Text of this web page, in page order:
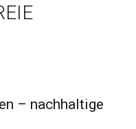
– nachhaltige